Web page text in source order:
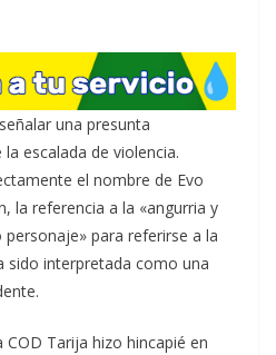
una presunta
escalada de violencia.
el nombre de Evo
la referencia a la «angurria y
para referirse a la
sido interpretada como una
COD Tarija hizo hincapié en